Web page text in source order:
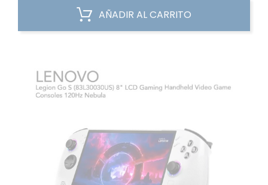
AÑADIR AL CARRITO